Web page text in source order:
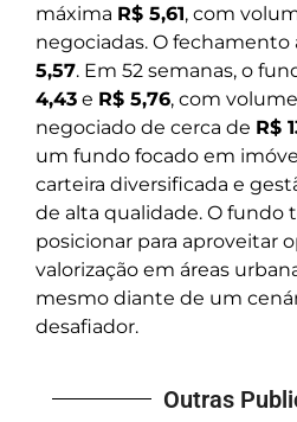
máxima R$ 5,61, com
negociadas. O fechamento
5,57. Em 52 semanas, o
4,43 e R$ 5,76, com
negociado de cerca de R$
um fundo focado em
carteira diversificada e
de alta qualidade. O fundo
posicionar para aproveitar
valorização em áreas
mesmo diante de um
desafiador.
Outras